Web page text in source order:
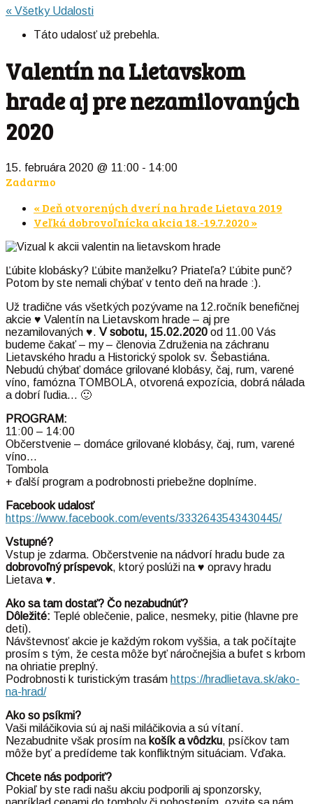
« Všetky Udalosti
Táto udalosť už prebehla.
Valentín na Lietavskom
hrade aj pre nezamilovaných
2020
15. februára 2020 @ 11:00 - 14:00
Zadarmo
«Deň otvorených dverí na hrade Lietava 2019
Veľká dobrovoľnícka akcia 18.-19.7.2020»
Ľúbite klobásky? Ľúbite manželku? Priateľa? Ľúbite punč?
Potom by ste nemali chýbať v tento deň na hrade :).
Už tradične vás všetkých pozývame na 12.ročník benefičnej
akcie ♥ Valentín na Lietavskom hrade – aj pre
nezamilovaných ♥. V sobotu, 15.02.2020 od 11.00 Vás
budeme čakať – my – členovia Združenia na záchranu
Lietavského hradu a Historický spolok sv. Šebastiána.
Nebudú chýbať domáce grilované klobásy, čaj, rum, varené
víno, famózna TOMBOLA, otvorená expozícia, dobrá nálada
a dobrí ľudia… 🙂
PROGRAM:
11:00 – 14:00
Občerstvenie – domáce grilované klobásy, čaj, rum, varené
víno…
Tombola
+ ďalší program a podrobnosti priebežne doplníme.
Facebook udalosť
https://www.facebook.com/events/3332643543430445/
Vstupné?
Vstup je zdarma. Občerstvenie na nádvorí hradu bude za
dobrovoľný príspevok, ktorý poslúži na ♥ opravy hradu
Lietava ♥.
Ako sa tam dostať? Čo nezabudnúť?
Dôležité: Teplé oblečenie, palice, nesmeky, pitie (hlavne pre
deti).
Návštevnosť akcie je každým rokom vyššia, a tak počítajte
prosím s tým, že cesta môže byť náročnejšia a bufet s krbom
na ohriatie preplný.
Podrobnosti k turistickým trasám https://hradlietava.sk/ako-
na-hrad/
Ako so psíkmi?
Vaši miláčikovia sú aj naši miláčikovia a sú vítaní.
Nezabudnite však prosím na košík a vôdzku, psíčkov tam
môže byť a predídeme tak konfliktným situáciam. Vďaka.
Chcete nás podporiť?
Pokiaľ by ste radi našu akciu podporili aj sponzorsky,